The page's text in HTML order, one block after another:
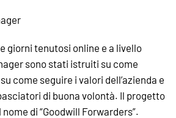
giorni tenutosi online e a livello
sono stati istruiti su come
come seguire i valori dell’azienda e
di buona volontà. Il progetto
di “Goodwill Forwarders”.